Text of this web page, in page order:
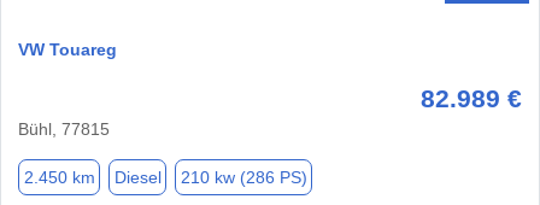
VW Touareg
82.989 €
Bühl, 77815
2.450 km Diesel 210 kw (286 PS)